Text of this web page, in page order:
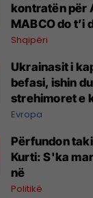
kontratën për
MABCO do
ndërkombëtar
Shqipëri
Ukrainasit i
befasi, ishin
strehimoret e
Evropa
Përfundon
Kurti: S'ka
në
Politikë